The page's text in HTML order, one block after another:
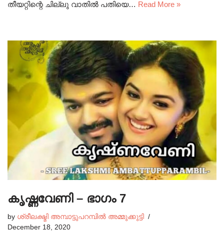
തീയറ്റിന്റെ ചില്ലു വാതിൽ പതിയെ… Read More »
കൃഷ്ണവേണി – ഭാഗം 7
by ശ്രീലക്ഷ്മി അമ്പാട്ടുപറമ്പിൽ അമ്മുക്കുട്ടി
December 18, 2020